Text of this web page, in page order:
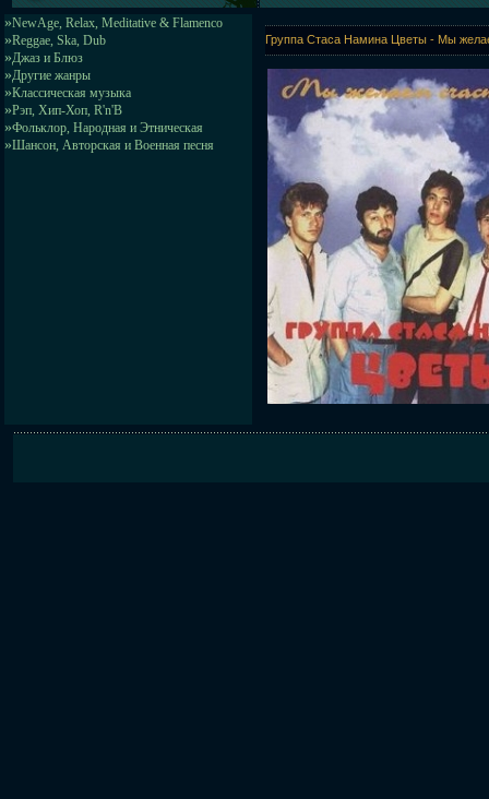
»NewAge, Relax, Meditative & Flamenco
»Reggae, Ska, Dub
»Джаз и Блюз
»Другие жанры
»Классическая музыка
»Рэп, Хип-Хоп, R'n'B
»Фольклор, Народная и Этническая
»Шансон, Авторская и Военная песня
Группа Стаса Намина Цветы - Мы